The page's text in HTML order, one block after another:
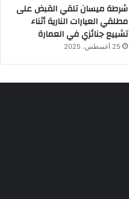
شرطة ميسان تلقي القبض على
مطلقي العيارات النارية أثناء
تشييع جنائزي في العمارة
25 أغسطس، 2025